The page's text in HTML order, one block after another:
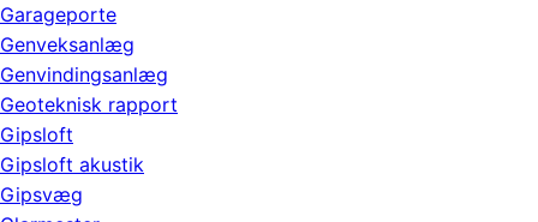
Garageporte
Genveksanlæg
Genvindingsanlæg
Geoteknisk rapport
Gipsloft
Gipsloft akustik
Gipsvæg